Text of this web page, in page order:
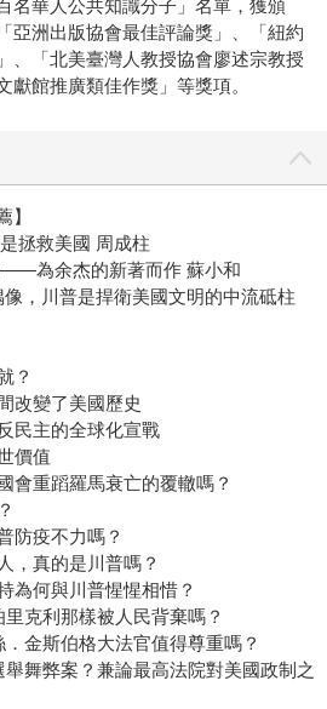
名華人公共知識分子」名單，獲頒
亞洲出版協會最佳評論獎」、「紐約
、「北美臺灣人教授協會廖述宗教授
獻館推廣類佳作獎」等獎項。
拯救美國 周成柱
――為余杰的新著而作 蘇小和
像，川普是捍衛美國文明的中流砥柱
？
改變了美國歷史
民主的全球化宣戰
價值
會重蹈羅馬衰亡的覆轍嗎？
防疫不力嗎？
，真的是川普嗎？
為何與川普惺惺相惜？
克利那樣被人民背棄嗎？
金斯伯格大法官值得尊重嗎？
舞弊案？兼論最高法院對美國政制之